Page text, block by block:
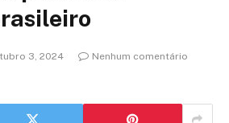
3, 2024
Nenhum comentário